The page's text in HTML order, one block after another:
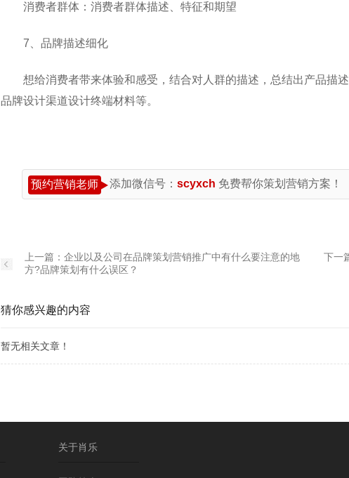
消费者群体：消费者群体描述、特征和期望
7、品牌描述细化
想给消费者带来体验和感受，结合对人群的描述，总结出产品描
品牌设计渠道设计终端材料等。
预约营销老师 添加微信号： scyxch 免费帮你策划营销方案！
上一篇： 企业以及公司在品牌策划营销推广中有什么要注意的地
方?品牌策划有什么误区？
下一
猜你感兴趣的内容
暂无相关文章！
关于肖乐